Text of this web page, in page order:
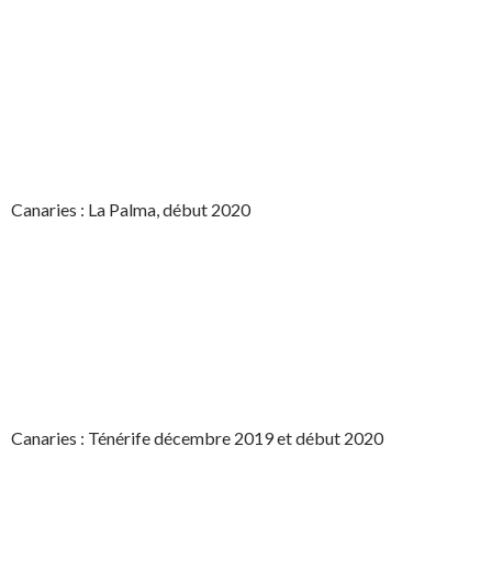
Canaries : La Palma, début 2020
Canaries : Ténérife décembre 2019 et début 2020